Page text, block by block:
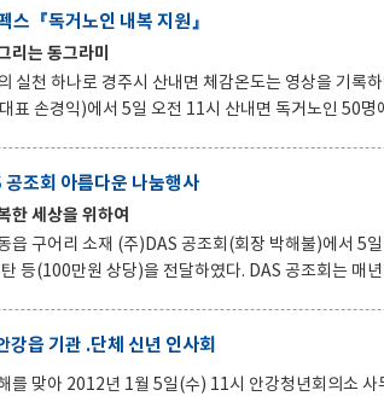
사활동을 하며 우리 회원들이 더 많은 것들을 배우고
꾸준히 찾아뵈며 자식 노릇하겠다.”고 말해 주위를 훈훈하게 하였다. 이
이라는 것 자체가 일시적인 지원
스『독거노인 내복 지원』
리는 동그라미
실천 하나로 경주시 산내면 체감온도는 영상을 기록하
표 손경익)에서 5일 오전 11시 산내면 독거노인 50명
의 말을 전했고 지역사회에 대한 지속적인 관심을 부탁
조회 아름다운 나눔행사
한 세상을 위하여
읍 구어리 소재 (주)DAS 공조회(회장 박해불)에서 5
당)을 전달하였다. DAS 공조회는 매년 어려운 이웃을 찾아 따뜻한 마음을 나누어 주고
한 세상을 위해 다
동에 참여할 것을 소망하였다.
강읍 기관 .단체 신년 인사회
를 맞아 2012년 1월 5일(수) 11시 안강청년회의소